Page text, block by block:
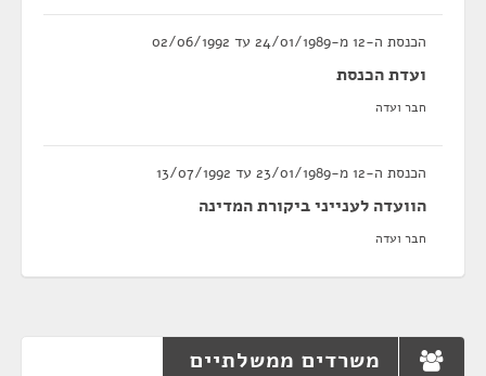
הכנסת ה-12 מ-24/01/1989 עד 02/06/1992
ועדת הכנסת
חבר ועדה
הכנסת ה-12 מ-23/01/1989 עד 13/07/1992
הוועדה לענייני ביקורת המדינה
חבר ועדה
משרדים ממשלתיים